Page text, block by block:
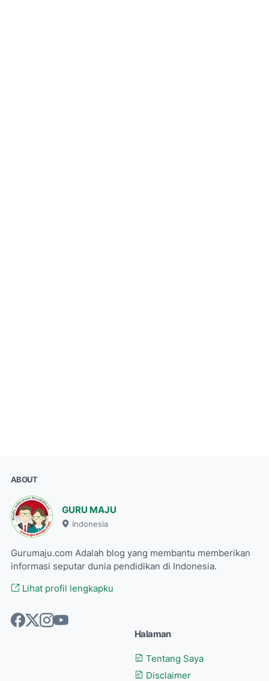
ABOUT
GURU MAJU
Indonesia
Gurumaju.com Adalah blog yang membantu memberikan
informasi seputar dunia pendidikan di Indonesia.
Lihat profil lengkapku
Halaman
Tentang Saya
Disclaimer